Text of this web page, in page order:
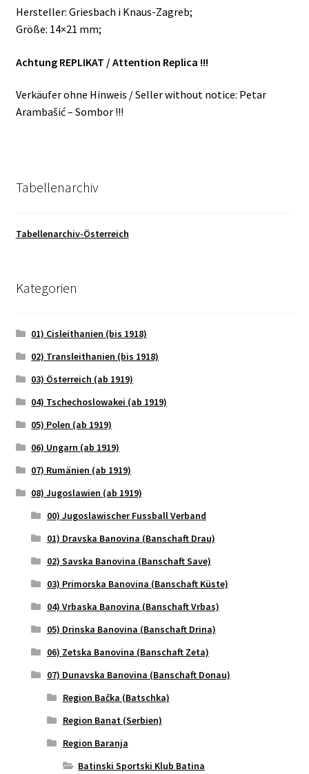
Hersteller: Griesbach i Knaus-Zagreb;
Größe: 14×21 mm;
Achtung REPLIKAT / Attention Replica !!!
Verkäufer ohne Hinweis / Seller without notice: Petar
Arambašić – Sombor !!!
Tabellenarchiv
Tabellenarchiv-Österreich
Kategorien
01) Cisleithanien (bis 1918)
02) Transleithanien (bis 1918)
03) Österreich (ab 1919)
04) Tschechoslowakei (ab 1919)
05) Polen (ab 1919)
06) Ungarn (ab 1919)
07) Rumänien (ab 1919)
08) Jugoslawien (ab 1919)
00) Jugoslawischer Fussball Verband
01) Dravska Banovina (Banschaft Drau)
02) Savska Banovina (Banschaft Save)
03) Primorska Banovina (Banschaft Küste)
04) Vrbaska Banovina (Banschaft Vrbas)
05) Drinska Banovina (Banschaft Drina)
06) Zetska Banovina (Banschaft Zeta)
07) Dunavska Banovina (Banschaft Donau)
Region Bačka (Batschka)
Region Banat (Serbien)
Region Baranja
Batinski Sportski Klub Batina